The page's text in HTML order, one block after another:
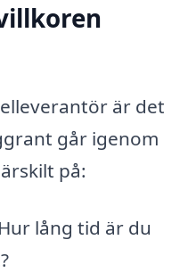
är det
går igenom
på:
Hur lång tid är du